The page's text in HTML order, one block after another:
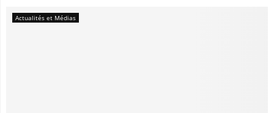
Actualités et Médias